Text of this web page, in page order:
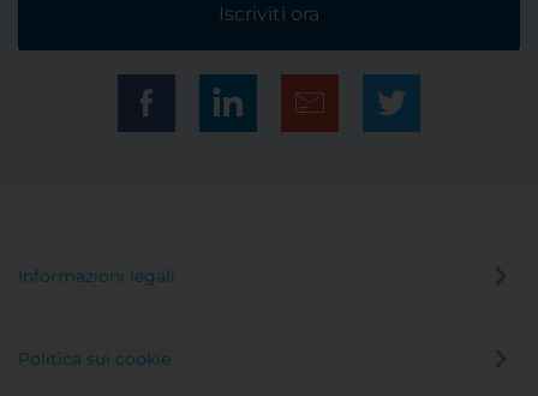
Iscriviti ora
Informazioni legali
Politica sui cookie